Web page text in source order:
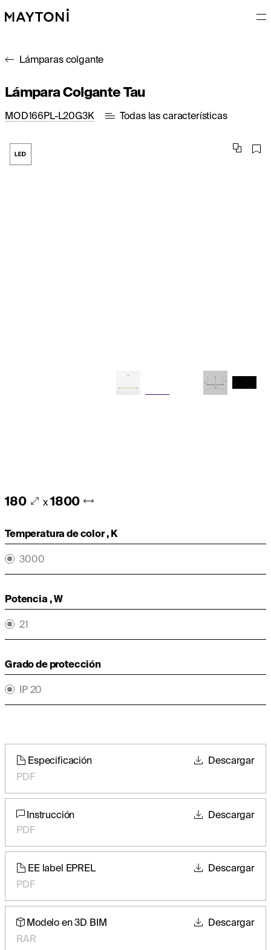
Lámparas colgante
Lámpara Colgante Tau
MOD166PL-L20G3K Todas las características
180 x 1800
Temperatura de color , K
3000
Potencia , W
21
Grado de protección
IP 20
Especificación
PDF
Descargar
Instrucción
PDF
Descargar
EE label EPREL
PDF
Descargar
Modelo en 3D BIM
RAR
Descargar